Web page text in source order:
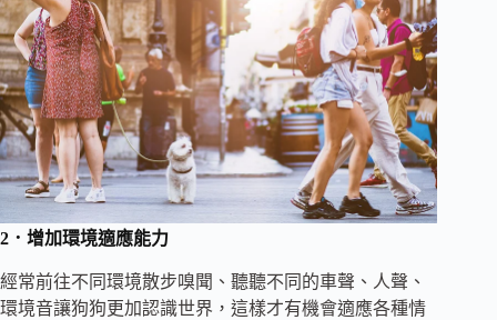
2．增加環境適應能力
經常前往不同環境散步嗅聞、聽聽不同的車聲、人聲、
環境音讓狗狗更加認識世界，這樣才有機會適應各種情